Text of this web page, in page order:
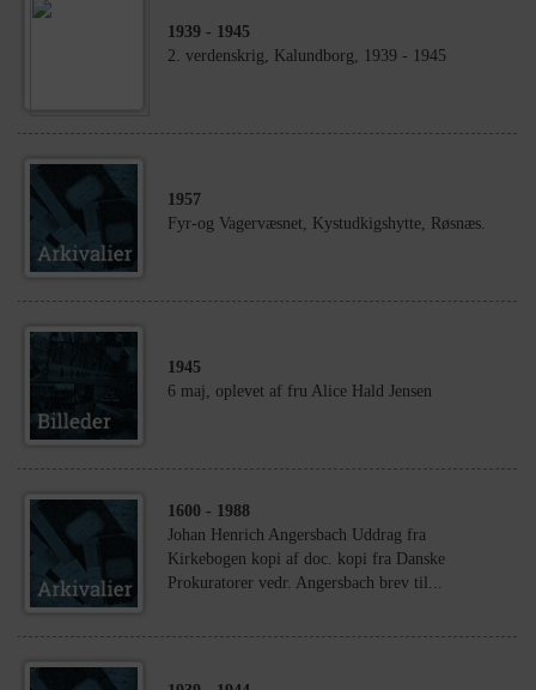
1939 - 1945
2. verdenskrig, Kalundborg, 1939 - 1945
1957
Fyr-og Vagervæsnet, Kystudkigshytte, Røsnæs.
1945
6 maj, oplevet af fru Alice Hald Jensen
1600 - 1988
Johan Henrich Angersbach Uddrag fra
Kirkebogen kopi af doc. kopi fra Danske
Prokuratorer vedr. Angersbach brev til...